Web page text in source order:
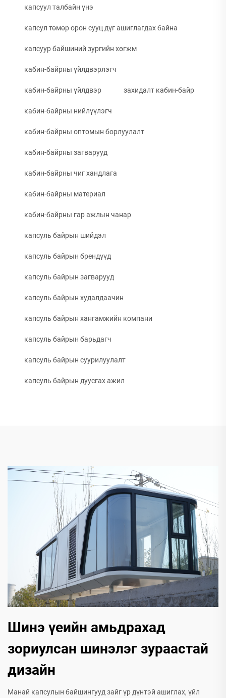
капсуул талбайн үнэ
капсул төмөр орон сууц дүг ашиглагдах байна
капсуур байшиний зургийн хөгжм
кабин-байрны үйлдвэрлэгч
кабин-байрны үйлдвэр захидалт кабин-байр
кабин-байрны нийлүүлэгч
кабин-байрны оптомын борлуулалт
кабин-байрны загварууд
кабин-байрны чиг хандлага
кабин-байрны материал
кабин-байрны гар ажлын чанар
капсуль байрын шийдэл
капсуль байрын брендүүд
капсуль байрын загварууд
капсуль байрын худалдаачин
капсуль байрын хангамжийн компани
капсуль байрын барьдагч
капсуль байрын суурилуулалт
капсуль байрын дуусгах ажил
Шинэ үеийн амьдрахад
зориулсан шинэлэг зураастай
дизайн
Манай капсулын байшингууд зайг үр дүнтэй ашиглах, үйл